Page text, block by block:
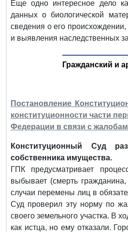
Еще одно интересное дело
данных о биологической
сведения о его
и выявления наследственных
Гражданский и
Постановление
конституционности части
Федерации в связи с
Конституционный Суд
собственника имущества.
ГПК предусматривает
выбывает (смерть
случаи перемены лиц в
Суд проверил эту норму по
своего земельного участка. В
как истца, но ему отказали.